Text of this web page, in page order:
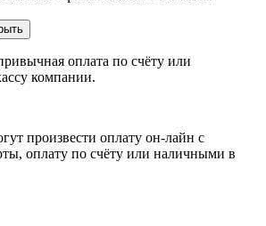
оплата по счёту или
компании.
произвести оплату он-лайн с
оплату по счёту или наличными в